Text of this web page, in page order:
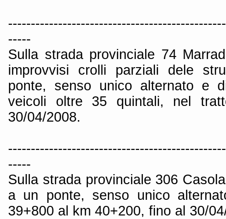
-----
Sulla strada provinciale 74
improvvisi crolli parziali dele
ponte, senso unico alternato e
veicoli oltre 35 quintali, nel
30/04/2008.
-----
Sulla strada provinciale 306
a un ponte, senso unico
39+800 al km 40+200, fino al 30/